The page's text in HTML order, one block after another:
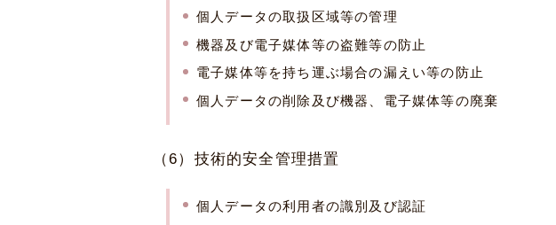
個人データの取扱区域等の管理
機器及び電子媒体等の盗難等の防止
電子媒体等を持ち運ぶ場合の漏えい等の防止
個人データの削除及び機器、電子媒体等の廃棄
（6）技術的安全管理措置
個人データの利用者の識別及び認証